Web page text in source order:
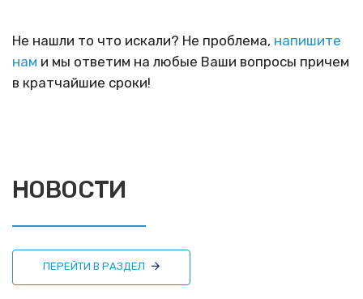
Не нашли то что искали? Не проблема, напишите
нам и мы ответим на любые Ваши вопросы причем
в кратчайшие сроки!
НОВОСТИ
ПЕРЕЙТИ В РАЗДЕЛ